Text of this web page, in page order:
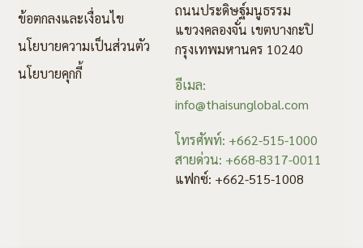
ข้อตกลงและเงื่อนไข
นโยบายความเป็นส่วนตัว
นโยบายคุกกี้
ถนนประดิษฐ์มนูธรรม
แขวงคลองจั่น เขตบางกะปิ
กรุงเทพมหานคร 10240
อีเมล:
info@thaisunglobal.com
โทรศัพท์: +662-515-1000
สายด่วน: +668-8317-0011
แฟกซ์: +662-515-1008